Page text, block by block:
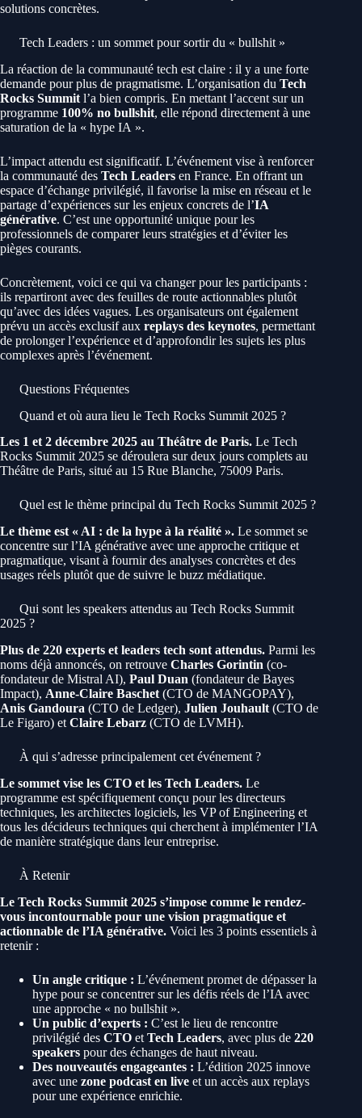
solutions concrètes.
Tech Leaders : un sommet pour sortir du « bullshit »
La réaction de la communauté tech est claire : il y a une forte
demande pour plus de pragmatisme. L’organisation du Tech
Rocks Summit l’a bien compris. En mettant l’accent sur un
programme 100% no bullshit, elle répond directement à une
saturation de la « hype IA ».
L’impact attendu est significatif. L’événement vise à renforcer
la communauté des Tech Leaders en France. En offrant un
espace d’échange privilégié, il favorise la mise en réseau et le
partage d’expériences sur les enjeux concrets de l’IA
générative. C’est une opportunité unique pour les
professionnels de comparer leurs stratégies et d’éviter les
pièges courants.
Concrètement, voici ce qui va changer pour les participants :
ils repartiront avec des feuilles de route actionnables plutôt
qu’avec des idées vagues. Les organisateurs ont également
prévu un accès exclusif aux replays des keynotes, permettant
de prolonger l’expérience et d’approfondir les sujets les plus
complexes après l’événement.
Questions Fréquentes
Quand et où aura lieu le Tech Rocks Summit 2025 ?
Les 1 et 2 décembre 2025 au Théâtre de Paris. Le Tech
Rocks Summit 2025 se déroulera sur deux jours complets au
Théâtre de Paris, situé au 15 Rue Blanche, 75009 Paris.
Quel est le thème principal du Tech Rocks Summit 2025 ?
Le thème est « AI : de la hype à la réalité ». Le sommet se
concentre sur l’IA générative avec une approche critique et
pragmatique, visant à fournir des analyses concrètes et des
usages réels plutôt que de suivre le buzz médiatique.
Qui sont les speakers attendus au Tech Rocks Summit
2025 ?
Plus de 220 experts et leaders tech sont attendus. Parmi les
noms déjà annoncés, on retrouve Charles Gorintin (co-
fondateur de Mistral AI), Paul Duan (fondateur de Bayes
Impact), Anne-Claire Baschet (CTO de MANGOPAY),
Anis Gandoura (CTO de Ledger), Julien Jouhault (CTO de
Le Figaro) et Claire Lebarz (CTO de LVMH).
À qui s’adresse principalement cet événement ?
Le sommet vise les CTO et les Tech Leaders. Le
programme est spécifiquement conçu pour les directeurs
techniques, les architectes logiciels, les VP of Engineering et
tous les décideurs techniques qui cherchent à implémenter l’IA
de manière stratégique dans leur entreprise.
À Retenir
Le Tech Rocks Summit 2025 s’impose comme le rendez-
vous incontournable pour une vision pragmatique et
actionnable de l’IA générative. Voici les 3 points essentiels à
retenir :
Un angle critique : L’événement promet de dépasser la
hype pour se concentrer sur les défis réels de l’IA avec
une approche « no bullshit ».
Un public d’experts : C’est le lieu de rencontre
privilégié des CTO et Tech Leaders, avec plus de 220
speakers pour des échanges de haut niveau.
Des nouveautés engageantes : L’édition 2025 innove
avec une zone podcast en live et un accès aux replays
pour une expérience enrichie.